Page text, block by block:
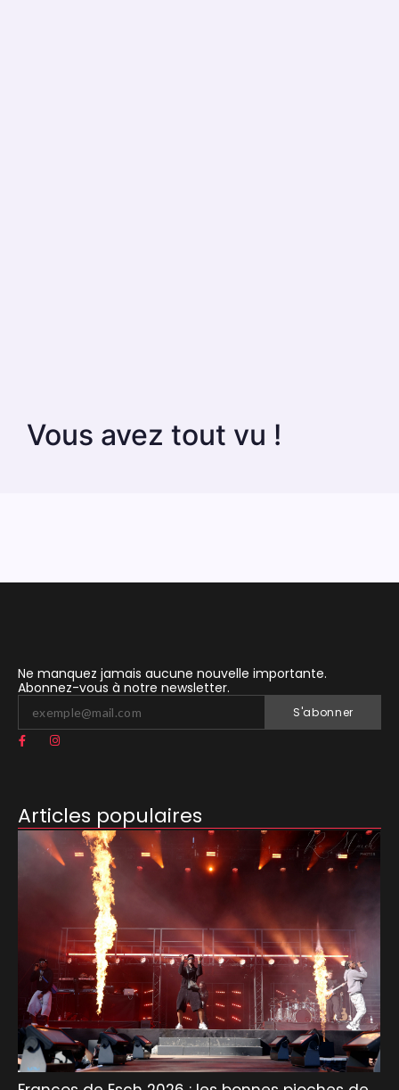
Vous avez tout vu !
Ne manquez jamais aucune nouvelle importante.
Abonnez-vous à notre newsletter.
S'abonner
Articles populaires